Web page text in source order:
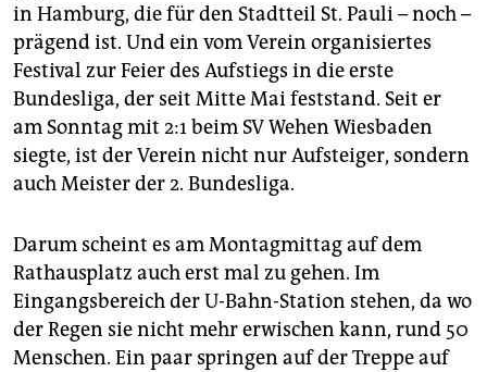
in Hamburg, die für den Stadtteil St. Pauli – noch –
prägend ist. Und ein vom Verein organisiertes
Festival zur Feier des Aufstiegs in die erste
Bundesliga, der seit Mitte Mai feststand. Seit er
am Sonntag mit 2:1 beim SV Wehen Wiesbaden
siegte, ist der Verein nicht nur Aufsteiger, sondern
auch Meister der 2. Bundesliga.
Darum scheint es am Montagmittag auf dem
Rathausplatz auch erst mal zu gehen. Im
Eingangsbereich der U-Bahn-Station stehen, da wo
der Regen sie nicht mehr erwischen kann, rund 50
Menschen. Ein paar springen auf der Treppe auf